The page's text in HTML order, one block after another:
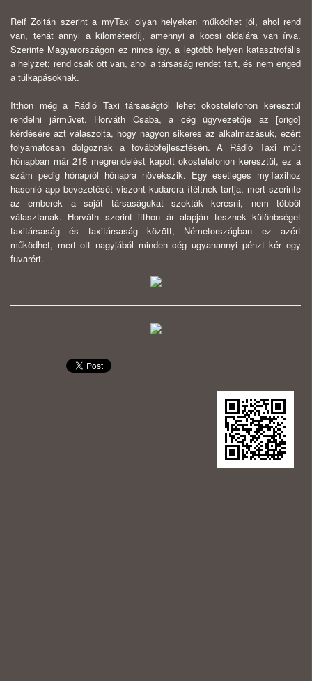
Reif Zoltán szerint a myTaxi olyan helyeken működhet jól, ahol rend
van, tehát annyi a kilométerdíj, amennyi a kocsi oldalára van írva.
Szerinte Magyarországon ez nincs így, a legtöbb helyen katasztrofális
a helyzet; rend csak ott van, ahol a társaság rendet tart, és nem enged
a túlkapásoknak.
Itthon még a Rádió Taxi társaságtól lehet okostelefonon keresztül
rendelni járművet. Horváth Csaba, a cég ügyvezetője az [origo]
kérdésére azt válaszolta, hogy nagyon sikeres az alkalmazásuk, ezért
folyamatosan dolgoznak a továbbfejlesztésén. A Rádió Taxi múlt
hónapban már 215 megrendelést kapott okostelefonon keresztül, ez a
szám pedig hónapról hónapra növekszik. Egy esetleges myTaxihoz
hasonló app bevezetését viszont kudarcra ítéltnek tartja, mert szerinte
az emberek a saját társaságukat szokták keresni, nem többől
választanak. Horváth szerint itthon ár alapján tesznek különbséget
taxitársaság és taxitársaság között, Németországban ez azért
működhet, mert ott nagyjából minden cég ugyanannyi pénzt kér egy
fuvarért.